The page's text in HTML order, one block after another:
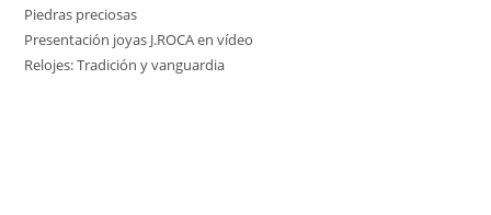
Piedras preciosas
Presentación joyas J.ROCA en vídeo
Relojes: Tradición y vanguardia